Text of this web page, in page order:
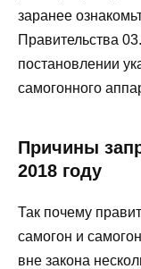
заранее
Правительства
постановлении
самогонного
Причины
2018 году
Так почему
самогон и
вне закона